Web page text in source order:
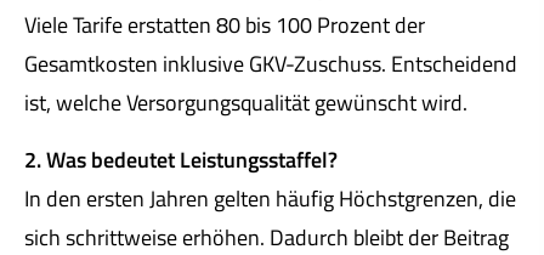
Viele Tarife erstatten 80 bis 100 Prozent der
Gesamtkosten inklusive GKV-Zuschuss. Entscheidend
ist, welche Versorgungsqualität gewünscht wird.
2. Was bedeutet Leistungsstaffel?
In den ersten Jahren gelten häufig Höchstgrenzen, die
sich schrittweise erhöhen. Dadurch bleibt der Beitrag